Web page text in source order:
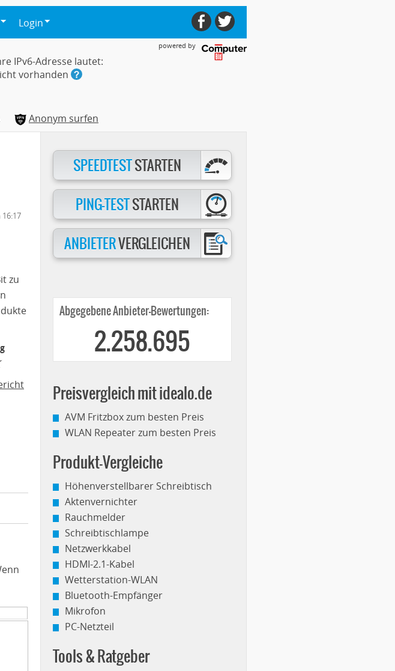
Login
powered by
IPv6-Adresse lautet:
vorhanden
Anonym surfen
16:17
zu
SPEEDTESTSTARTEN
PING-TESTSTARTEN
ANBIETERVERGLEICHEN
Abgegebene Anbieter-Bewertungen:
2.258.695
Preisvergleich mit idealo.de
AVM Fritzbox zum besten Preis
WLAN Repeater zum besten Preis
Produkt-Vergleiche
Höhenverstellbarer Schreibtisch
Aktenvernichter
Rauchmelder
Schreibtischlampe
Netzwerkkabel
HDMI-2.1-Kabel
Wetterstation-WLAN
Bluetooth-Empfänger
Mikrofon
PC-Netzteil
Tools & Ratgeber